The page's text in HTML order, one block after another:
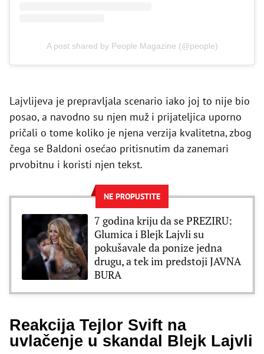
A post shared by People Magazine (@people)
Lajvlijeva je prepravljala scenario iako joj to nije bio
posao, a navodno su njen muž i prijateljica uporno
pričali o tome koliko je njena verzija kvalitetna, zbog
čega se Baldoni osećao pritisnutim da zanemari
prvobitnu i koristi njen tekst.
NE PROPUSTITE
7 godina kriju da se PREZIRU:
Glumica i Blejk Lajvli su
pokušavale da ponize jedna
drugu, a tek im predstoji JAVNA
BURA
Reakcija Tejlor Svift na
uvlačenje u skandal Blejk Lajvli